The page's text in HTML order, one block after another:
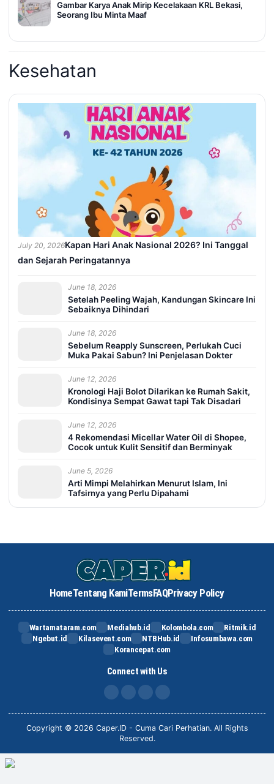
Gambar Karya Anak Mirip Kecelakaan KRL Bekasi,
Seorang Ibu Minta Maaf
Kesehatan
July 20, 2026Kapan Hari Anak Nasional 2026? Ini Tanggal
dan Sejarah Peringatannya
June 18, 2026
Setelah Peeling Wajah, Kandungan Skincare Ini
Sebaiknya Dihindari
June 18, 2026
Sebelum Reapply Sunscreen, Perlukah Cuci
Muka Pakai Sabun? Ini Penjelasan Dokter
June 12, 2026
Kronologi Haji Bolot Dilarikan ke Rumah Sakit,
Kondisinya Sempat Gawat tapi Tak Disadari
June 12, 2026
4 Rekomendasi Micellar Water Oil di Shopee,
Cocok untuk Kulit Sensitif dan Berminyak
June 5, 2026
Arti Mimpi Melahirkan Menurut Islam, Ini
Tafsirnya yang Perlu Dipahami
HomeTentang KamiTermsFAQPrivacy Policy
Wartamataram.com Mediahub.id Kolombola.com
Ritmik.id
Ngebut.id
Kilasevent.com NTBHub.id
Infosumbawa.com
Korancepat.com
Connect with Us
FB IG TikTok
Copyright © 2026 Caper.ID - Cuma Cari Perhatian. All Rights
Reserved.